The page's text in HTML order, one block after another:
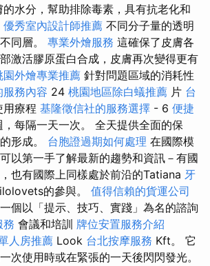
水分，幫助排除毒素，具有抗老化和
優秀室內設計師推薦 不同分子量的透明
同層。 專業外燴服務 這確保了皮膚各
激活膠原蛋白合成，皮膚再次變得更有
園外燴專業推薦 針對問題區域的消耗性
服務內容 24 桃園地區除白蟻推薦 片 台
用療程 基隆徵信社的服務選擇 - 6 便捷
，每隔一天一次。 全天提供全面的保
形成。 台胞證過期如何處理 在國際模
以第一手了解最新的趨勢和資訊－有國
也有國際上同樣處於前沿的Tatiana 牙
的參與。 值得信賴的貨運公司
個以「提示、技巧、實踐」為名的諮詢
務 會議和培訓 牌位安置服務介紹
人房推薦 Look 台北按摩服務 Kft。 它
次使用時或在緊張的一天後閃閃發光。